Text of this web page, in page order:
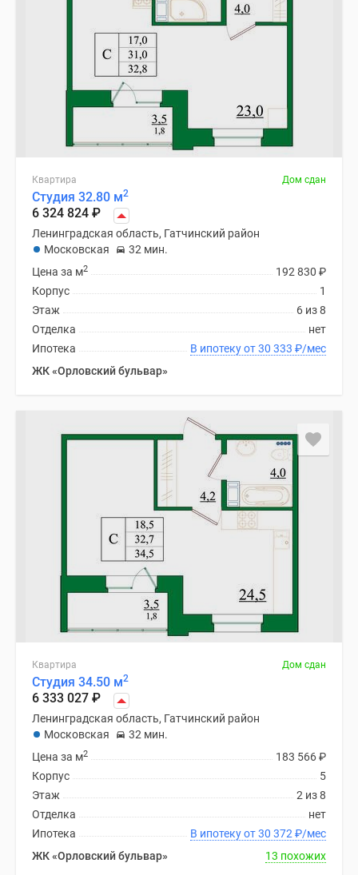
Квартира Дом сдан
Студия 32.80 м2
6 324 824 ₽
Ленинградская область, Гатчинский район
Московская
32 мин.
192 830 ₽
Цена за м2
1
Корпус
6 из 8
Этаж
нет
Отделка
В ипотеку от 30 333 ₽/мес
Ипотека
ЖК «Орловский бульвар»
Квартира Дом сдан
Студия 34.50 м2
6 333 027 ₽
Ленинградская область, Гатчинский район
Московская
32 мин.
183 566₽
Цена за м2
5
Корпус
2 из 8
Этаж
нет
Отделка
В ипотеку от 30 372 ₽/мес
Ипотека
ЖК «Орловский бульвар»
13 похожих